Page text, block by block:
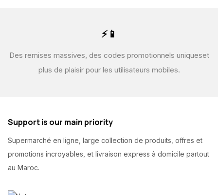
⚡📱
Des remises massives, des codes promotionnels uniqueset
plus de plaisir pour les utilisateurs mobiles.
Support is our main priority
Supermarché en ligne, large collection de produits, offres et
promotions incroyables, et livraison express à domicile partout
au Maroc.